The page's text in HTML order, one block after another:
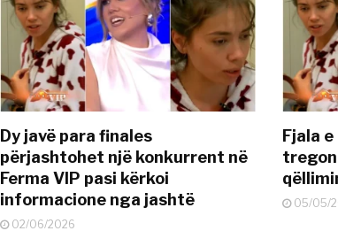
Dy javë para finales
përjashtohet një konkurrent në
Ferma VIP pasi kërkoi
informacione nga jashtë
02/06/2026
Fjala
05/05/